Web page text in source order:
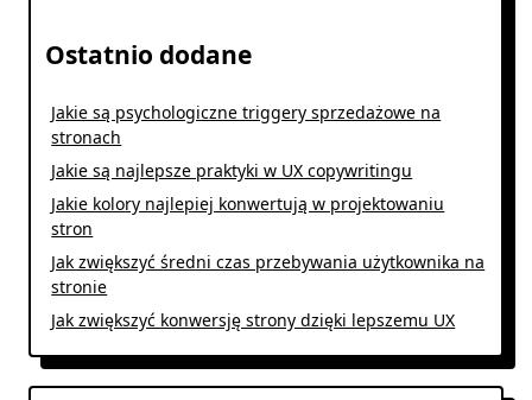
Ostatnio dodane
Jakie są psychologiczne triggery sprzedażowe na
stronach
Jakie są najlepsze praktyki w UX copywritingu
Jakie kolory najlepiej konwertują w projektowaniu
stron
Jak zwiększyć średni czas przebywania użytkownika na
stronie
Jak zwiększyć konwersję strony dzięki lepszemu UX